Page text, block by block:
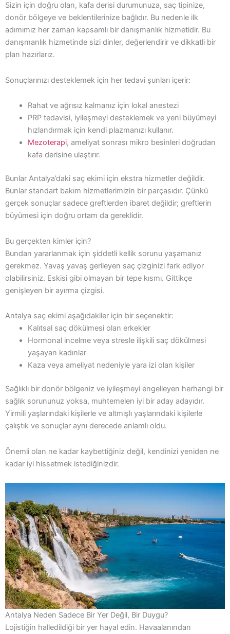
Sizin için doğru olan, kafa derisi durumunuza, saç tipinize,
donör bölgeye ve beklentilerinize bağlıdır. Bu nedenle ilk
adımımız her zaman kapsamlı bir danışmanlık hizmetidir. Bu
danışmanlık hizmetinde sizi dinler, değerlendirir ve dikkatli bir
plan hazırlarız.
Sonuçlarınızı desteklemek için her tedavi şunları içerir:
Rahat ve ağrısız kalmanız için lokal anestezi
PRP tedavisi, iyileşmeyi desteklemek ve yeni büyümeyi
hızlandırmak için kendi plazmanızı kullanır.
Mezoterapi, ameliyat sonrası mikro besinleri doğrudan
kafa derisine ulaştırır.
Bunlar Antalya’daki saç ekimi için ekstra hizmetler değildir.
Bunlar standart bakım hizmetlerimizin bir parçasıdır. Çünkü
gerçek sonuçlar sadece greftlerden ibaret değildir; greftlerin
büyümesi için doğru ortam da gereklidir.
Bu gerçekten kimler için?
Bundan yararlanmak için şiddetli kellik sorunu yaşamanız
gerekmez. Yavaş yavaş gerileyen saç çizginizi fark ediyor
olabilirsiniz. Eskisi gibi olmayan bir tepe kısmı. Gittikçe
genişleyen bir ayırma çizgisi.
Antalya saç ekimi aşağıdakiler için bir seçenektir:
Kalıtsal saç dökülmesi olan erkekler
Hormonal incelme veya stresle ilişkili saç dökülmesi
yaşayan kadınlar
Kaza veya ameliyat nedeniyle yara izi olan kişiler
Sağlıklı bir donör bölgeniz ve iyileşmeyi engelleyen herhangi bir
sağlık sorununuz yoksa, muhtemelen iyi bir aday adayıdır.
Yirmili yaşlarındaki kişilerle ve altmışlı yaşlarındaki kişilerle
çalıştık ve sonuçlar aynı derecede anlamlı oldu.
Önemli olan ne kadar kaybettiğiniz değil, kendinizi yeniden ne
kadar iyi hissetmek istediğinizdir.
Antalya Neden Sadece Bir Yer Değil, Bir Duygu?
Lojistiğin halledildiği bir yer hayal edin. Havaalanından